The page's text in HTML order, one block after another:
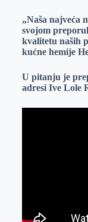
„Naša najveća
svojom
kvalitetu naših
kućne hemije
U pitanju je
adresi Ive Lole